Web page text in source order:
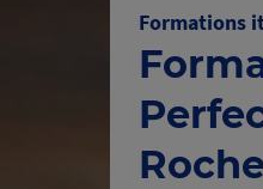
Formations